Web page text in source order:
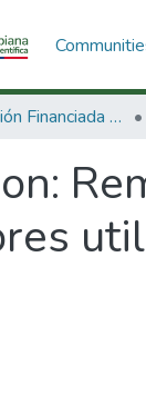
1. Investigación Financiada con Recursos Públicos